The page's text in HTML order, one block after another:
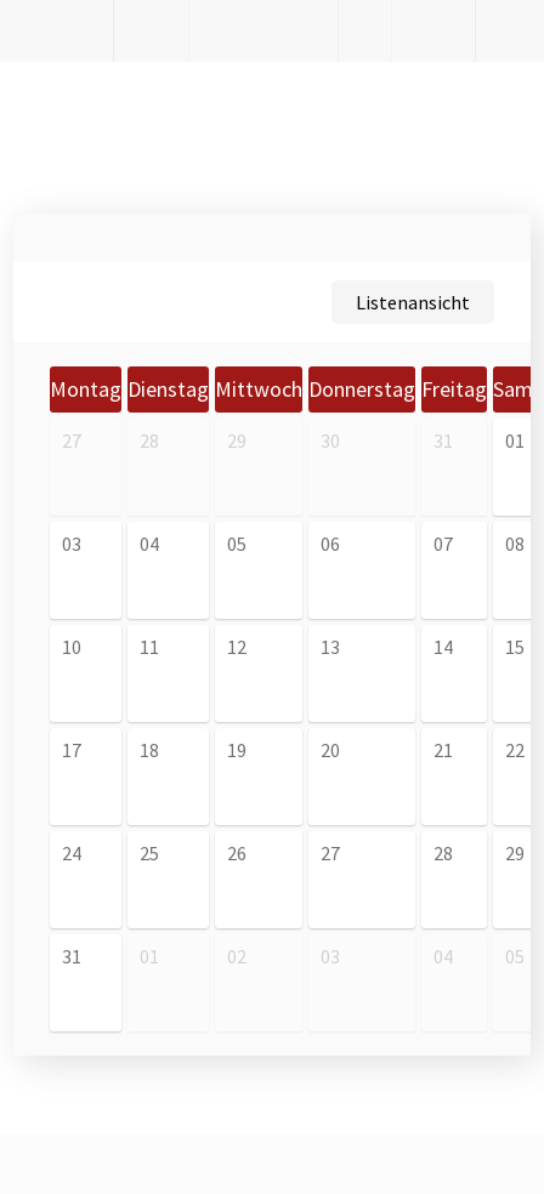
Listenansicht
Montag Dienstag Mittwoch Donnerstag Freitag
27 28 29 30 31 01
03 04 05 06 07 08
10 11 12 13 14 15
17 18 19 20 21 22
24 25 26 27 28 29
31 01 02 03 04 05